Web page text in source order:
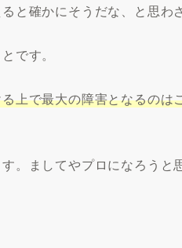
と確かにそうだな、と思わ
です。
上で最大の障害となるのは
。ましてやプロになろうと